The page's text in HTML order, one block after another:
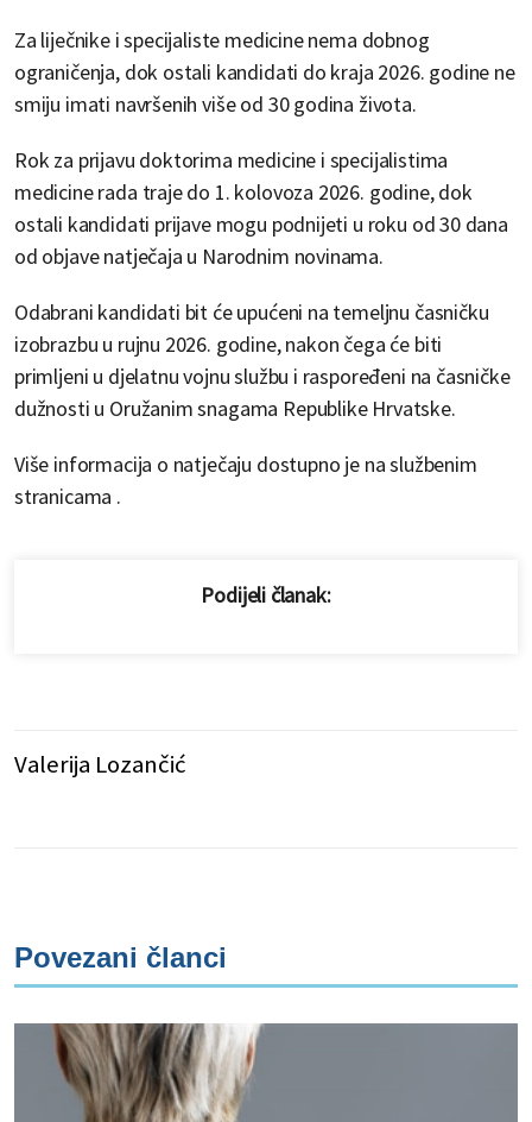
Za liječnike i specijaliste medicine nema dobnog
ograničenja, dok ostali kandidati do kraja 2026. godine ne
smiju imati navršenih više od 30 godina života.
Rok za prijavu doktorima medicine i specijalistima
medicine rada traje do 1. kolovoza 2026. godine, dok
ostali kandidati prijave mogu podnijeti u roku od 30 dana
od objave natječaja u Narodnim novinama.
Odabrani kandidati bit će upućeni na temeljnu časničku
izobrazbu u rujnu 2026. godine, nakon čega će biti
primljeni u djelatnu vojnu službu i raspoređeni na časničke
dužnosti u Oružanim snagama Republike Hrvatske.
Više informacija o natječaju dostupno je na službenim
stranicama .
Podijeli članak:
Valerija Lozančić
Povezani članci